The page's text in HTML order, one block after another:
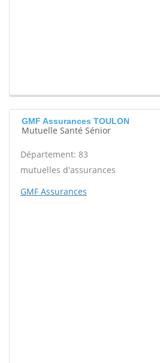
GMF Assurances TOULON
Mutuelle Santé Sénior
Département: 83
mutuelles d'assurances
GMF Assurances